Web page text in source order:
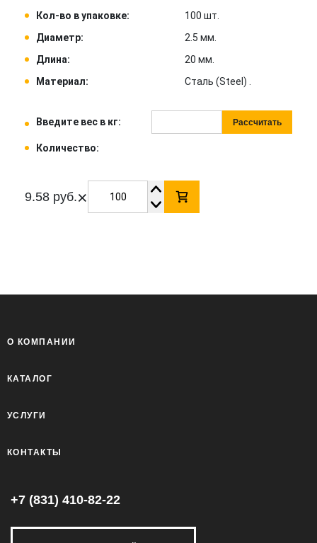
Кол-во в упаковке:
100 шт.
Диаметр:
2.5 мм.
Длина:
20 мм.
Материал:
Сталь (Steel) .
Введите вес в кг: Рассчитать
Количество:
9.58 руб.×
О КОМПАНИИ
КАТАЛОГ
УСЛУГИ
КОНТАКТЫ
+7 (831) 410-82-22